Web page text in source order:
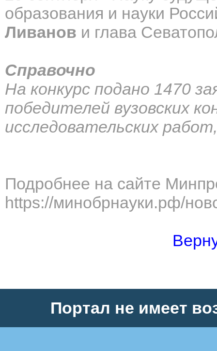
образования и науки
Ливанов и глава
Справочно
На конкурс подано 1470
победителей вузовских
исследовательских
Подробнее на сайте
https://минобрнауки.рф/
Портал не имеет